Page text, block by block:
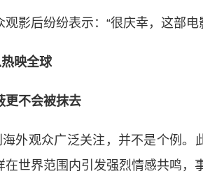
后纷纷表示：“很庆幸，这部电
映全球
不会被抹去
观众广泛关注，并不是个例。
世界范围内引发强烈情感共鸣，